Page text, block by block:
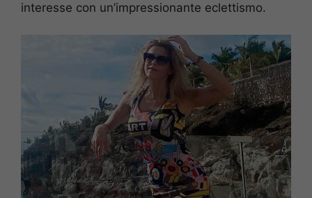
interesse con un’impressionante eclettismo.